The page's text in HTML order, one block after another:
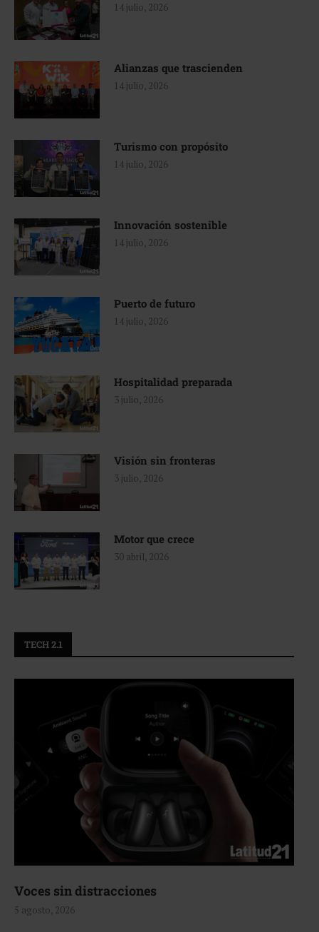
14 julio, 2026
Alianzas que trascienden
14 julio, 2026
Turismo con propósito
14 julio, 2026
Innovación sostenible
14 julio, 2026
Puerto de futuro
14 julio, 2026
Hospitalidad preparada
3 julio, 2026
Visión sin fronteras
3 julio, 2026
Motor que crece
30 abril, 2026
TECH 2.1
Voces sin distracciones
5 agosto, 2026